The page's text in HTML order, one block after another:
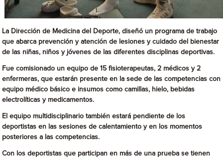
La Dirección de Medicina del Deporte, diseñó un programa de trabajo
que abarca prevención y atención de lesiones y cuidado del bienestar
de las niñas, niños y jóvenes de las diferentes disciplinas deportivas.
Fue comisionado un equipo de 15 fisioterapeutas, 2 médicos y 2
enfermeras, que estarán presente en la sede de las competencias con
equipo médico básico e insumos como camillas, hielo, bebidas
electrolíticas y medicamentos.
El equipo multidisciplinario también estará pendiente de los
deportistas en las sesiones de calentamiento y en los momentos
posteriores a las competencias.
Con los deportistas que participan en más de una prueba se tienen